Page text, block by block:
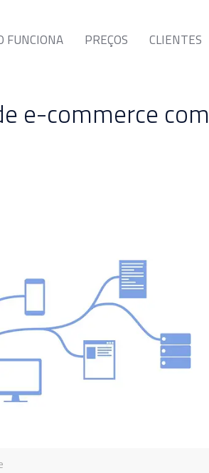
FUNCIONA PREÇOS CLIENTES
e-commerce com